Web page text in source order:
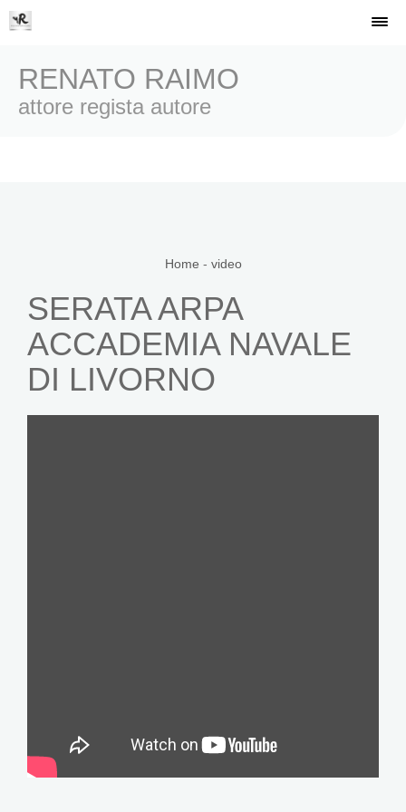
RENATO RAIMO
attore regista autore
Home - video
SERATA ARPA
ACCADEMIA NAVALE
DI LIVORNO